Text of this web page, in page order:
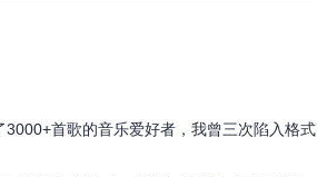
首歌的音乐爱好者，我曾三次陷入格式